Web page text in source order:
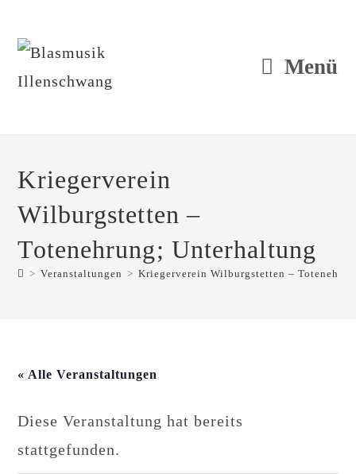
springen
Menü
Kriegerverein
Wilburgstetten –
Totenehrung; Unterhaltung
> Veranstaltungen > Kriegerverein Wilburgstetten –
« Alle Veranstaltungen
Diese Veranstaltung hat bereits
stattgefunden.